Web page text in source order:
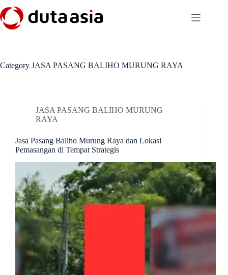
to
content
Category JASA PASANG BALIHO MURUNG RAYA
JASA PASANG BALIHO MURUNG
RAYA
Jasa Pasang Baliho Murung Raya dan Lokasi
Pemasangan di Tempat Strategis